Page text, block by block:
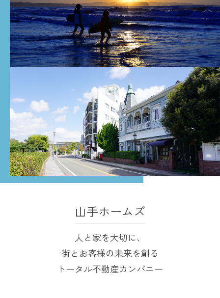
山手ホームズ
人と家を大切に、
街とお客様の未来を創る
トータル不動産カンパニー